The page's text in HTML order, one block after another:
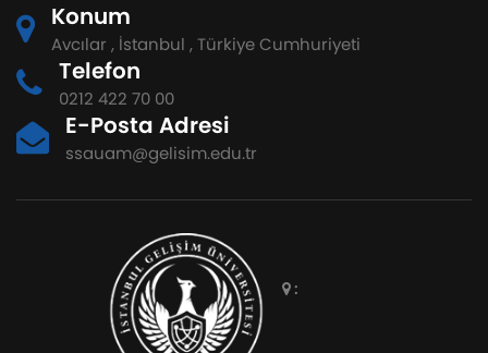
Konum
Avcılar , İstanbul , Türkiye Cumhuriyeti
Telefon
0212 422 70 00
E-Posta Adresi
ssauam@gelisim.edu.tr
: